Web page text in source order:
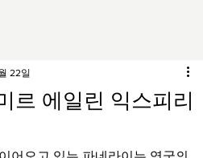
르 에일린 익스피리
22일